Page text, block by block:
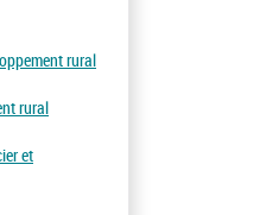
rural
rural
et